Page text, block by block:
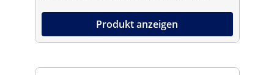
Produkt anzeigen